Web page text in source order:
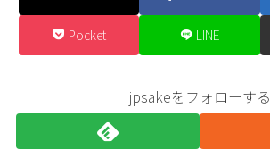
Pocket LINE
jpsakeをフォローする